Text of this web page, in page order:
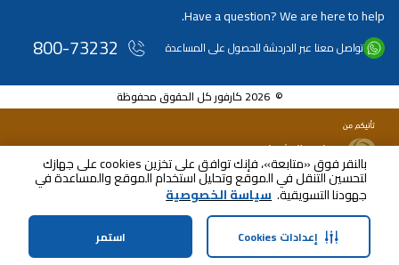
بالنقر فوق «متابعة»، فإنك توافق على تخزين cookies على جهازك
لتحسين التنقل في الموقع وتحليل استخدام الموقع والمساعدة في
جهودنا التسويقية. سياسة الخصوصية
استمر إعدادات Cookies
الرئيسية الفئات الملف الشخصي سلة التسوق
Have a question? We are here to help.
تواصل معنا عبر الدردشة للحصول على المساعدة 800-73232
© 2026 كارفور كل الحقوق محفوظة